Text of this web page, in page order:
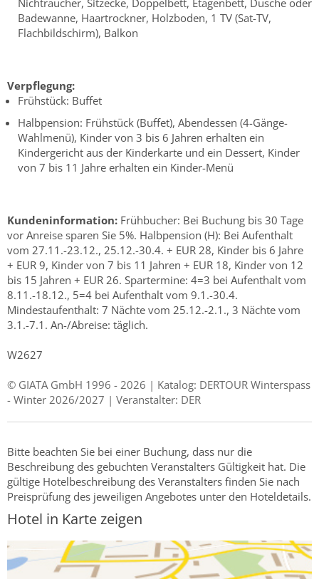
Nichtraucher, Sitzecke, Doppelbett, Etagenbett, Dusche oder
Badewanne, Haartrockner, Holzboden, 1 TV (Sat-TV,
Flachbildschirm), Balkon
Verpflegung:
Frühstück: Buffet
Halbpension: Frühstück (Buffet), Abendessen (4-Gänge-
Wahlmenü), Kinder von 3 bis 6 Jahren erhalten ein
Kindergericht aus der Kinderkarte und ein Dessert, Kinder
von 7 bis 11 Jahre erhalten ein Kinder-Menü
Kundeninformation: Frühbucher: Bei Buchung bis 30 Tage
vor Anreise sparen Sie 5%. Halbpension (H): Bei Aufenthalt
vom 27.11.-23.12., 25.12.-30.4. + EUR 28, Kinder bis 6 Jahre
+ EUR 9, Kinder von 7 bis 11 Jahren + EUR 18, Kinder von 12
bis 15 Jahren + EUR 26. Spartermine: 4=3 bei Aufenthalt vom
8.11.-18.12., 5=4 bei Aufenthalt vom 9.1.-30.4.
Mindestaufenthalt: 7 Nächte vom 25.12.-2.1., 3 Nächte vom
3.1.-7.1. An-/Abreise: täglich.
W2627
© GIATA GmbH 1996 - 2026 | Katalog: DERTOUR Winterspass
- Winter 2026/2027 | Veranstalter: DER
Bitte beachten Sie bei einer Buchung, dass nur die
Beschreibung des gebuchten Veranstalters Gültigkeit hat. Die
gültige Hotelbeschreibung des Veranstalters finden Sie nach
Preisprüfung des jeweiligen Angebotes unter den Hoteldetails.
Hotel in Karte zeigen